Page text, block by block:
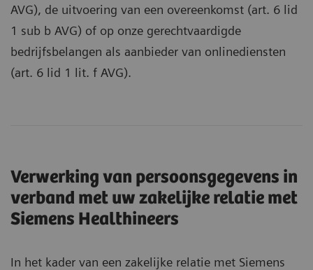
AVG), de uitvoering van een overeenkomst (art. 6 lid
1 sub b AVG) of op onze gerechtvaardigde
bedrijfsbelangen als aanbieder van onlinediensten
(art. 6 lid 1 lit. f AVG).
Verwerking van persoonsgegevens in
verband met uw zakelijke relatie met
Siemens Healthineers
In het kader van een zakelijke relatie met Siemens